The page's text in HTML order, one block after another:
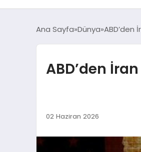
Ana Sayfa Dünya ABD’den
ABD’den
02 Haziran 2026